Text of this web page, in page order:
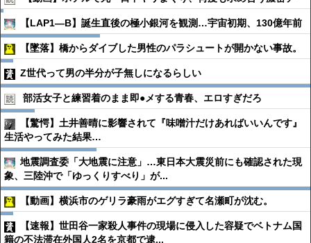
【LAP1―B】誕生直後の極小銀河を観測…宇宙初期、130億年前
【墜落】橋からダイブした男性のパラシュートが開かない事故。
Z世代って男の半分が子無しになるらしい
部活女子と練習着のまま即●︎メする青春、エロすぎだろ
【驚愕】土井善晴に影響されて『味噌汁だけあればいいんです』
生活やってみた結果…
地震調査委「大地震に注意」…東日本大震災前にも確認された現
象、三陸沖で「ゆっくりすべり」が...
【動画】横浜市のゲリラ豪雨がエグすぎて名瀬町が沈む。
【速報】世田谷一家殺人事件の現場に侵入した容疑でベトナム国
籍の不法滞在外国人2名を京都で逮...